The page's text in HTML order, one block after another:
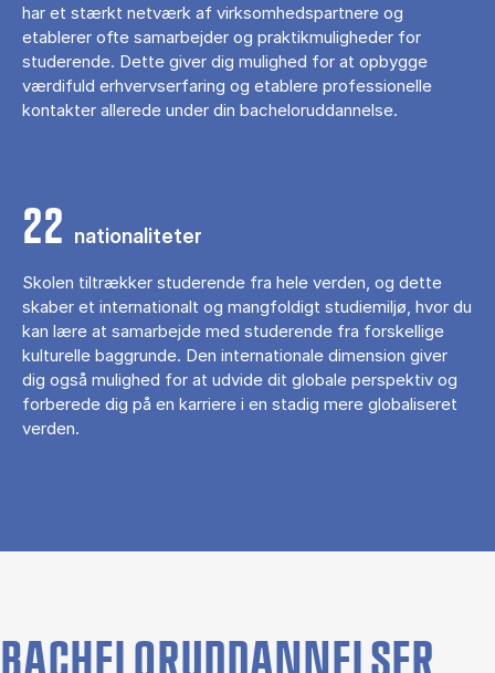
har et stærkt netværk af virksomhedspartnere og
etablerer ofte samarbejder og praktikmuligheder for
studerende. Dette giver dig mulighed for at opbygge
værdifuld erhvervserfaring og etablere professionelle
kontakter allerede under din bacheloruddannelse.
22 nationaliteter
Skolen tiltrækker studerende fra hele verden, og dette
skaber et internationalt og mangfoldigt studiemiljø, hvor du
kan lære at samarbejde med studerende fra forskellige
kulturelle baggrunde. Den internationale dimension giver
dig også mulighed for at udvide dit globale perspektiv og
forberede dig på en karriere i en stadig mere globaliseret
verden.